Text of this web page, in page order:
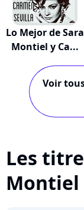
Lo Mejor de Sara
Montiel y Ca...
Voir
Les
Montiel